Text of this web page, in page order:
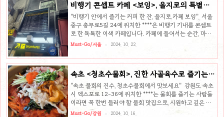
2층형 매장으로, 창가에 위치한 바테이블에서는 서촌의 아름
다운 풍경을 감상하며 식사를 즐길 수 있습니다. 2인석부터
4인석까지 다양한 테이블 구성이 있어, 친구, 가족과 함께 편
안하게 식사할 수 있는 분위기를 자아냅니다. 경복궁 근처에
위치해 있어 관광객들에게도 인기 있는 이곳은, 한국인뿐..
비행기 콘셉트 카페 <보잉>, 을지로의 특별한
이색 카페
"비행기 안에서 즐기는 커피 한 잔, 을지로 카페 보잉" 서울
중구 충무로5길 24에 위치한 ****은 비행기 기내를 콘셉트
로 한 독특한 이색 카페입니다. 카페에 들어서는 순간, 마치
비행기 안에 있는 듯한 착각을 불러일으키는 인테리어가 매
특별한 메뉴들로 많은 사람들에게 사랑받고 있습니다. 비행
그대로 재현한 듯한 독특한 인테리어로 큰 인기를 끌고 있습
니다. 간판부터 내부 인테리어, 심지어 화장실까지, 마치 실
제 비행기 안에 있는 것처럼 세밀하게 꾸며져 있습니다. 비행
기 좌석을 닮은 좌석 배치와 창문, 승무원이 안내하는 듯한
간판 등, 곳곳에 포토존이 많아 사진 찍기에도 제격입니
Must-Go/서울 2024. 10. 22.
속초 <청초수물회>, 진한 사골육수로 즐기는
특별한 물회
"속초 물회의 진수, 청초수물회에서 맛보세요" 강원도 속초
시 엑스포로 12-36에 위치한 ****는 물회를 즐기는 사람들
이라면 꼭 한번 들러야 할 물회 맛집으로, 시원하고 깊은 맛
의 물회 육수로 유명합니다. 속초 엑스포장 인근에 위치해 있
Must-Go/강원 2024. 10. 16.